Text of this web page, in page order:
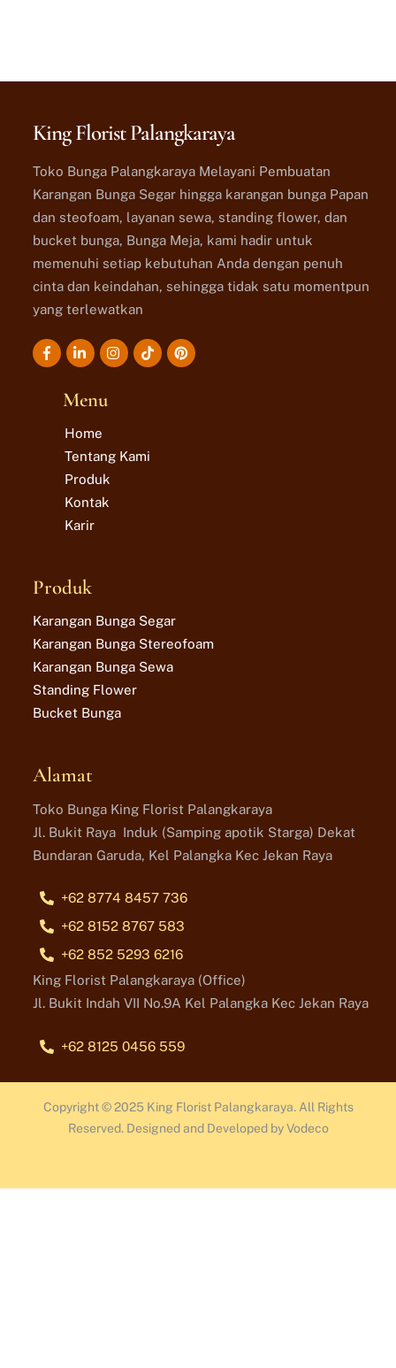
King Florist Palangkaraya
Toko Bunga Palangkaraya Melayani Pembuatan
Karangan Bunga Segar hingga karangan bunga Papan
dan steofoam, layanan sewa, standing flower, dan
bucket bunga, Bunga Meja, kami hadir untuk
memenuhi setiap kebutuhan Anda dengan penuh
cinta dan keindahan, sehingga tidak satu momentpun
yang terlewatkan
Icon Icon Icon Icon
Menu
Home
Tentang Kami
Produk
Kontak
Karir
Produk
Karangan Bunga Segar
Karangan Bunga Stereofoam
Karangan Bunga Sewa
Standing Flower
Bucket Bunga
Alamat
Toko Bunga King Florist Palangkaraya
Jl. Bukit Raya Induk (Samping apotik Starga) Dekat
Bundaran Garuda, Kel Palangka Kec Jekan Raya
+62 8774 8457 736
+62 8152 8767 583
+62 852 5293 6216
King Florist Palangkaraya (Office)
Jl. Bukit Indah VII No.9A Kel Palangka Kec Jekan Raya
+62 8125 0456 559
Copyright © 2025 King Florist Palangkaraya. All Rights
Reserved. Designed and Developed by Vodeco